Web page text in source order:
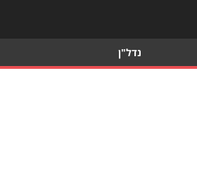
נדל"ן